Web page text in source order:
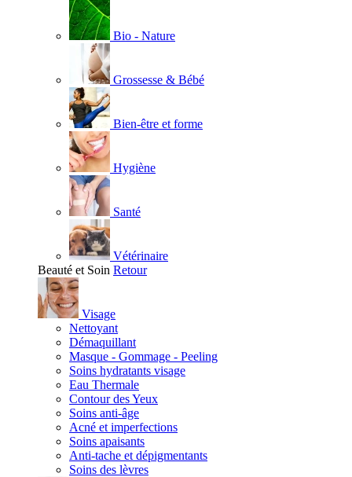
Bio - Nature
Grossesse & Bébé
Bien-être et forme
Hygiène
Santé
Vétérinaire
Beauté et Soin Retour
Visage
Nettoyant
Démaquillant
Masque - Gommage - Peeling
Soins hydratants visage
Eau Thermale
Contour des Yeux
Soins anti-âge
Acné et imperfections
Soins apaisants
Anti-tache et dépigmentants
Soins des lèvres